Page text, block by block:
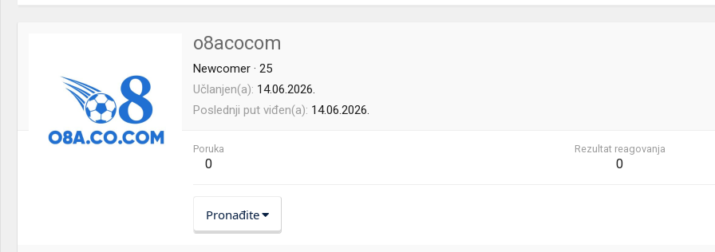
o8acocom
Newcomer · 25
Učlanjen(a) 14.06.2026.
Poslednji put viđen(a) 14.06.2026.
Poruka
0
Rezultat reagovanja
0
Pronađite